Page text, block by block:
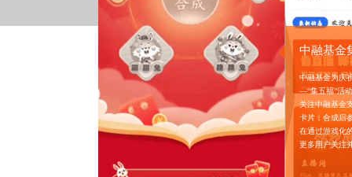
中融基金
中融基金为庆
—“集五福”活
关注中融基金
卡片，合成后
在通过游戏化
更多用户关注